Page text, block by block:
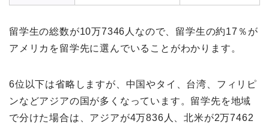
留学生の総数が10万7346人なので、留学生の約17％が
アメリカを留学先に選んでいることがわかります。
6位以下は省略しますが、中国やタイ、台湾、フィリピ
ンなどアジアの国が多くなっています。留学先を地域
で分けた場合は、アジアが4万836人、北米が2万7462